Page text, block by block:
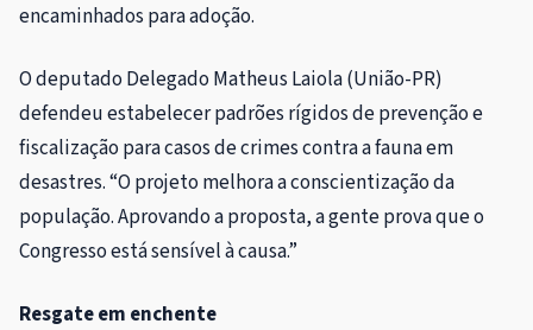
encaminhados para adoção.
O deputado Delegado Matheus Laiola (União-PR)
defendeu estabelecer padrões rígidos de prevenção e
fiscalização para casos de crimes contra a fauna em
desastres. “O projeto melhora a conscientização da
população. Aprovando a proposta, a gente prova que o
Congresso está sensível à causa.”
Resgate em enchente